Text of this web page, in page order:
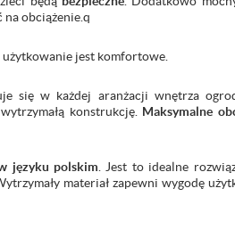
na obciążenie.q
użytkowanie jest komfortowe.
się w każdej aranżacji wnętrza
konstrukcję. Maksymalne
języku polskim . Jest to idealne
materiał zapewni wygodę